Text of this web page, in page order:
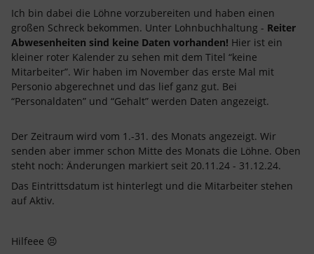
Ich bin dabei die Löhne vorzubereiten und haben einen
großen Schreck bekommen. Unter Lohnbuchhaltung - Reiter
Abwesenheiten sind keine Daten vorhanden! Hier ist ein
kleiner roter Kalender zu sehen mit dem Titel “keine
Mitarbeiter”. Wir haben im November das erste Mal mit
Personio abgerechnet und das lief ganz gut. Bei
“Personaldaten” und “Gehalt” werden Daten angezeigt.
Der Zeitraum wird vom 1.-31. des Monats angezeigt. Wir
senden aber immer schon Mitte des Monats die Löhne. Oben
steht noch: Änderungen markiert seit 20.11.24 - 31.12.24.
Das Eintrittsdatum ist hinterlegt und die Mitarbeiter stehen
auf Aktiv.
Hilfeee 😣